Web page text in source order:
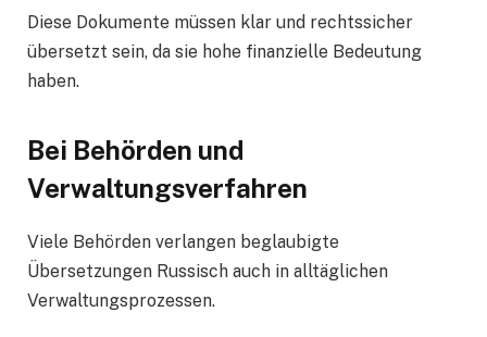
Diese Dokumente müssen klar und rechtssicher
übersetzt sein, da sie hohe finanzielle Bedeutung
haben.
Bei Behörden und
Verwaltungsverfahren
Viele Behörden verlangen beglaubigte
Übersetzungen Russisch auch in alltäglichen
Verwaltungsprozessen.